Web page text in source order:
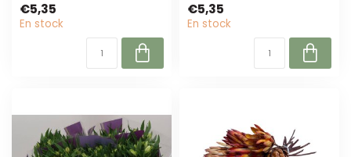
cm. Parfa...
€5,35
En stock
Freshy. Parfait...
€5,35
En stock